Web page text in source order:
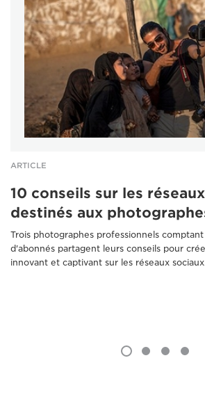
ARTICLE
10 conseils sur les
destinés aux
Trois photographes professionnels
d'abonnés partagent leurs conseils pour
innovant et captivant sur les réseaux